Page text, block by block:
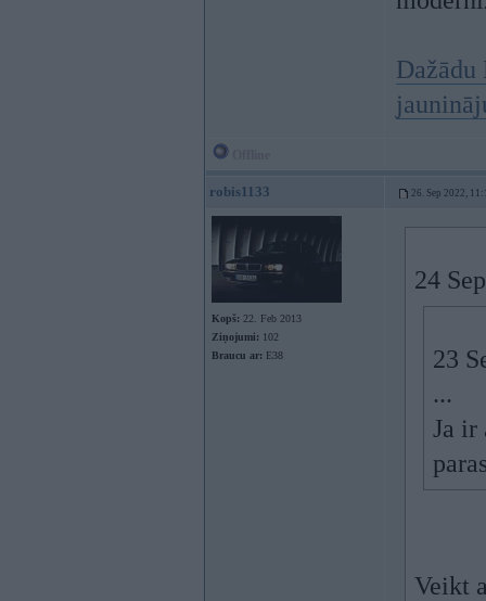
robis1133 26. Sep 2022,
Kopš: 22. Feb 2013
Ziņojumi: 102
Braucu ar: E38
24
23
...
Ja ir
Veikt